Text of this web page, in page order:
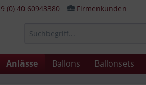
(0) 40 60943380 Firmenkunden
Anlässe Ballons Ballonsets